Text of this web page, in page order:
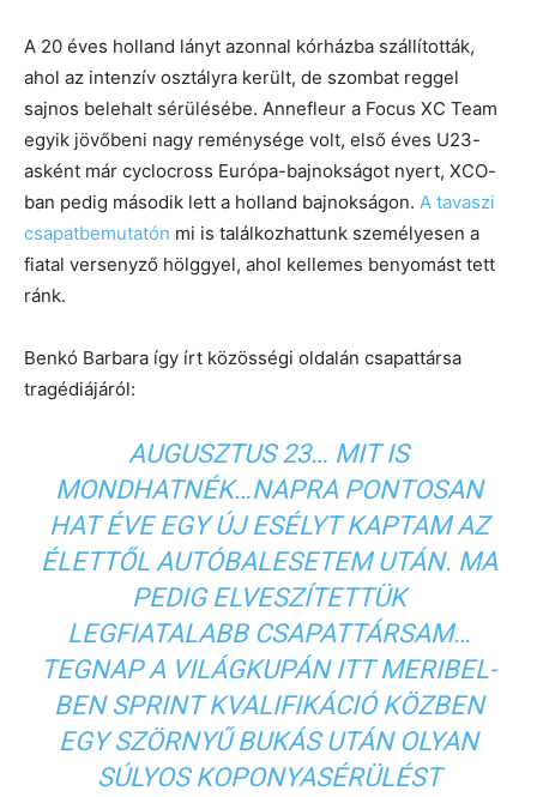
A 20 éves holland lányt azonnal kórházba szállították,
ahol az intenzív osztályra került, de szombat reggel
sajnos belehalt sérülésébe. Annefleur a Focus XC Team
egyik jövőbeni nagy reménysége volt, első éves U23-
asként már cyclocross Európa-bajnokságot nyert, XCO-
ban pedig második lett a holland bajnokságon. A tavaszi
csapatbemutatón mi is találkozhattunk személyesen a
fiatal versenyző hölggyel, ahol kellemes benyomást tett
ránk.
Benkó Barbara így írt közösségi oldalán csapattársa
tragédiájáról:
AUGUSZTUS 23… MIT IS
MONDHATNÉK…NAPRA PONTOSAN
HAT ÉVE EGY ÚJ ESÉLYT KAPTAM AZ
ÉLETTŐL AUTÓBALESETEM UTÁN. MA
PEDIG ELVESZÍTETTÜK
LEGFIATALABB CSAPATTÁRSAM…
TEGNAP A VILÁGKUPÁN ITT MERIBEL-
BEN SPRINT KVALIFIKÁCIÓ KÖZBEN
EGY SZÖRNYŰ BUKÁS UTÁN OLYAN
SÚLYOS KOPONYASÉRÜLÉST